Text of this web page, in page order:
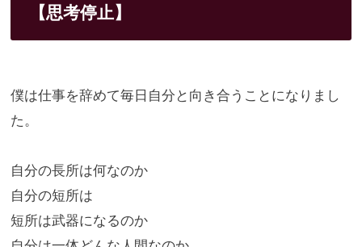
【思考停止】
僕は仕事を辞めて毎日自分と向き合うことになりまし
た。
自分の長所は何なのか
自分の短所は
短所は武器になるのか